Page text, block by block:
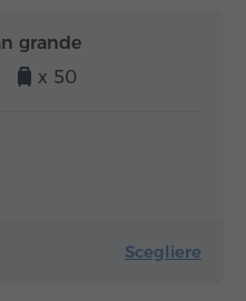
grande
x 50
Scegliere